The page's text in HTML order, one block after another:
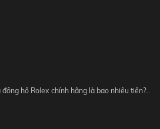
đồng hồ Rolex chính hãng là bao nhiêu tiền?…